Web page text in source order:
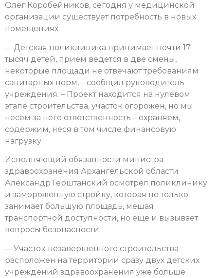
Олег Коробейников, сегодня у медицинской
организации существует потребность в новых
помещениях.
— Детская поликлиника принимает почти 17
тысяч детей, прием ведется в две смены,
некоторые площади не отвечают требованиям
санитарных норм, – сообщил руководитель
учреждения. – Проект находится на нулевом
этапе строительства, участок огорожен, но мы
несем за него ответственность – охраняем,
содержим, неся в том числе финансовую
нагрузку.
Исполняющий обязанности министра
здравоохранения Архангельской области
Александр Герштанский осмотрел поликлинику
и замороженную стройку, которая не только
занимает большую площадь, мешая
транспортной доступности, но еще и вызывает
вопросы безопасности.
— Участок незавершенного строительства
расположен на территории сразу двух детских
учреждений здравоохранения уже больше